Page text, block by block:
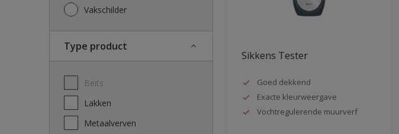
Vakschilder
Type product
Beits
Lakken
Metaalverven
Sikkens Tester
Goed dekkend
Exacte kleurweergave
Vochtregulerende muurverf